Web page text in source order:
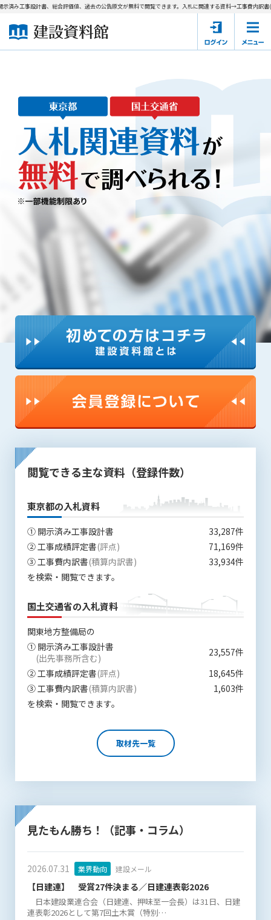
建設資料館とは
東京都の入札資料
国土交通省の入札資料
見たもん勝ち
会員登録について
サポーター会員一覧
会社概要 お問い合わせ
個人情報保護方針
会員規約
事設計書、総合評価値、過去の公告原文が無料で閲覧できます。入札に関連する資料→工事費内訳書(積算
閲覧できる主な資料（登録件数）
東京都の入札資料
① 開示済み工事設計書
33,287件
② 工事成績評定書(評点)
71,169件
③ 工事費内訳書(積算内訳書)
33,934件
を検索・閲覧できます。
国土交通省の入札資料
関東地方整備局の
① 開示済み工事設計書
(出先事務所含む)
23,557件
② 工事成績評定書(評点)
18,645件
③ 工事費内訳書(積算内訳書)
1,603件
を検索・閲覧できます。
取材先一覧
見たもん勝ち！（記事・コラム）
2026.07.31 業界動向 建設メール
【日建連】 受賞27件決まる／日建連表彰2026
日本建設業連合会（日建連、押味至一会長）は31日、日建
連表彰2026として第7回土木賞（特別…
パスワードの再発行
閉じる
第1条（規約の目的）
1. 本規約は、建設資料館が提供するサポーター会あ本員、無料
会員サービスの利用条件等について定めるものです。
2. 管理者が建設資料館WEB上で随時掲載するルールは本規約の
一部を構成するものとします。
第2条（規約の変更）
本規約は、会員の了承を得ることなく、随時変更されることが
あります。変更内容は、建設資料館WEB上に表示した時点で直
ちに全ての会員が了承したものとみなします。
第4条（会員審査および資格の取り消し）
会員とは、本規約を承諾の上、所定の会員申込手続きを完了
後、管理者がこれを承認した者をいいます。
第4条（会員の定義と登録）
1. 管理者は前条により審査の結果、会員申込みをした者が以下
の何れかの項目に該当することがわかった場合、その者の会
員としての権限を承認しないことがあります。
(1) 会員申し込みをした者が実在しなかった場合
(2) 本規約に違反した場合/li>
(4) 会員申込者が管理者所定の手続き通りに会員申込手続き処
(5) その他管理者が会員とすることを不適当と判断した場合
当することが判明した場合、会員資格を取り消すことがあり
ます。
第5条（IDおよびパスワードの管理）
1. 会員は申込の際に管理者が発行したIDおよびパスワードの使
用および管理について責任を負うものとします。
その他形態を問わず、第三者に利用させることはできませ
ん。
3. 会員は、IDおよびパスワードの管理不十分、使用上の過誤、
第三者（他の会員を含む）の使用等による損害について責任
を負うものとし、管理者は一切責任を負いません。
第6条（会員の禁止事項）
1. 会員は建設資料館WEB上で以下の行為をしないものとしま
す。
(2) 第三者または管理者の財産、プライバシー等を侵害する行
(3) 第三者または管理者を誹謗中傷する行為
(5) 第三者に不利益を与える行為
(6) 管理者が承認していない営利を目的とした行為
(7) 公序良俗に反する行為
(8) 犯罪的行為に結びつく行為
(9) その他、法律に反する行為
(10) 建設資料館から知り得た情報及びダウンロードした情報
を、営利を目的として第三者に転売し、または転売のため
に第三者に提供すること